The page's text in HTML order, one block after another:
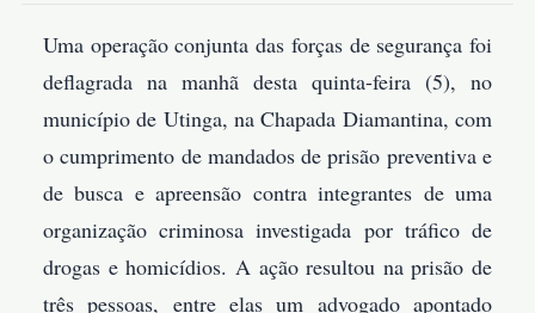
Uma operação conjunta das forças de segurança foi
deflagrada na manhã desta quinta-feira (5), no
município de Utinga, na Chapada Diamantina, com
o cumprimento de mandados de prisão preventiva e
de busca e apreensão contra integrantes de uma
organização criminosa investigada por tráfico de
drogas e homicídios. A ação resultou na prisão de
três pessoas, entre elas um advogado apontado